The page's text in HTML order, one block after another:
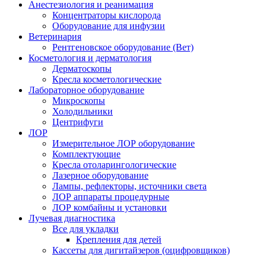
Анестезиология и реанимация
Концентраторы кислорода
Оборудование для инфузии
Ветеринария
Рентгеновское оборудование (Вет)
Косметология и дерматология
Дерматоскопы
Кресла косметологические
Лабораторное оборудование
Микроскопы
Холодильники
Центрифуги
ЛОР
Измерительное ЛОР оборудование
Комплектующие
Кресла отоларингологические
Лазерное оборудование
Лампы, рефлекторы, источники света
ЛОР аппараты процедурные
ЛОР комбайны и установки
Лучевая диагностика
Все для укладки
Крепления для детей
Кассеты для дигитайзеров (оцифровщиков)